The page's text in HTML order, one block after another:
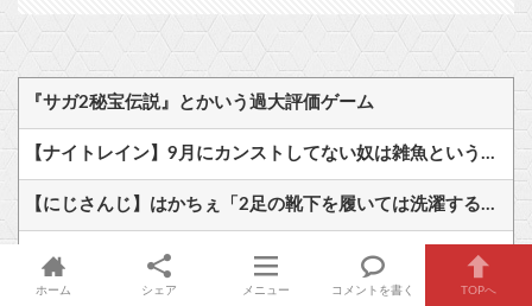
『サガ2秘宝伝説』とかいう過大評価ゲーム
【ナイトレイン】9月にカンストしてない奴は雑魚という風潮
【にじさんじ】はかちぇ「2足の靴下を履いては洗濯するのを繰り返していたんだけど今日15足買った」
ホーム シェア メニュー コメントを書く TOPへ